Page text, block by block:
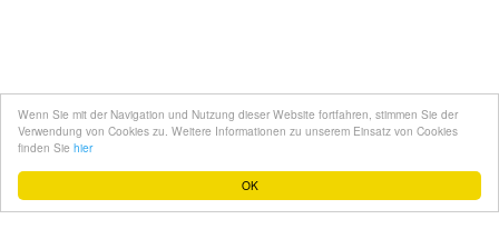
OK
Wenn Sie mit der Navigation und Nutzung dieser Website fortfahren, stimmen Sie der
Verwendung von Cookies zu. Weitere Informationen zu unserem Einsatz von Cookies
finden Sie hier
Topfgucker werden
Über uns
Datenschutz